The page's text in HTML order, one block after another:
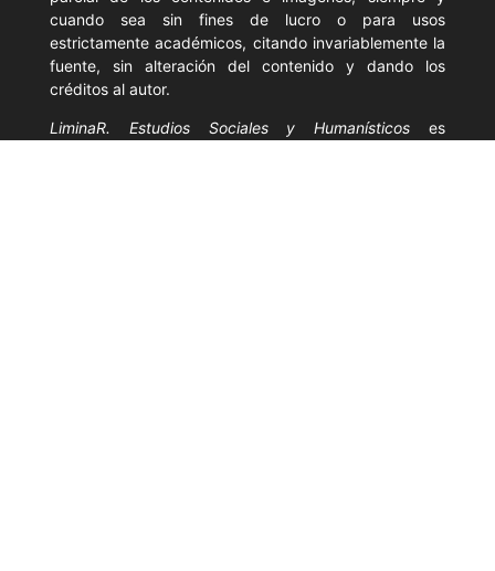
cuando sea sin fines de lucro o para usos
estrictamente académicos, citando invariablemente la
fuente, sin alteración del contenido y dando los
créditos al autor.
LiminaR. Estudios Sociales y Humanísticos es